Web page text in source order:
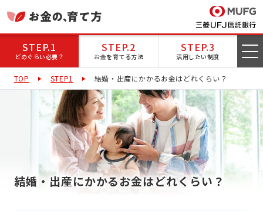
STEP.1
どのぐらい必要？
STEP.2
お金を育てる方法
STEP.3
活用したい制度
TOP STEP1 結婚・出産にかかるお金はどれくらい？
結婚・出産にかかるお金はどれくらい？